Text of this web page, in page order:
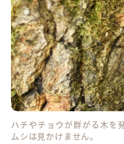
ハチやチョウが群がる木を
ムシは見かけません。